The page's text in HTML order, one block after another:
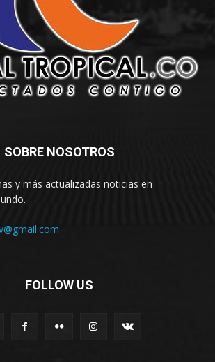
SOBRE NOSOTROS
y más actualizadas noticias en
FOLLOW US